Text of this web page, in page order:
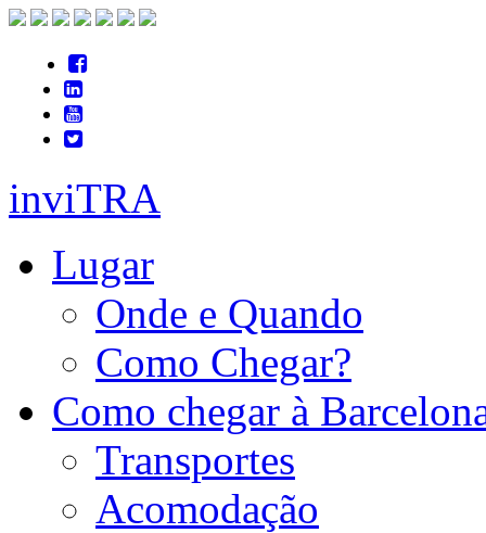
inviTRA
Lugar
Onde e Quando
Como Chegar?
Como chegar à
Transportes
Acomodação